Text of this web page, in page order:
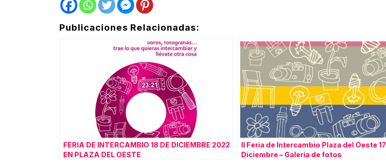
Publicaciones Relacionadas:
FERIA DE INTERCAMBIO 18 DE DICIEMBRE 2022
EN PLAZA DEL OESTE
II Feria de Intercambio Plaza del Oeste 17
Diciembre – Galería de fotos